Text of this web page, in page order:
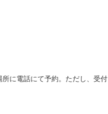
に電話にて予約。ただし、受付